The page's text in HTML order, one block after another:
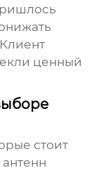
ценный
стоит
антенн